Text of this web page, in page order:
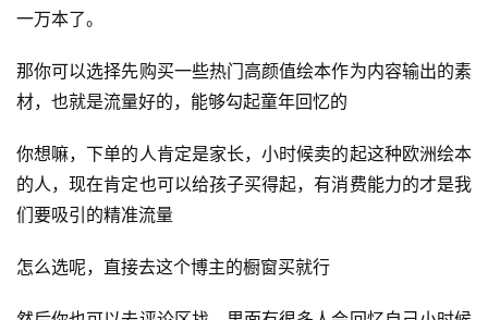
会
员
专
区
一万本了。
那你可以选择先购买一些热门高颜值绘本作为内容输出的素
材，也就是流量好的，能够勾起童年回忆的
你想嘛，下单的人肯定是家长，小时候卖的起这种欧洲绘本
的人，现在肯定也可以给孩子买得起，有消费能力的才是我
们要吸引的精准流量
怎么选呢，直接去这个博主的橱窗买就行